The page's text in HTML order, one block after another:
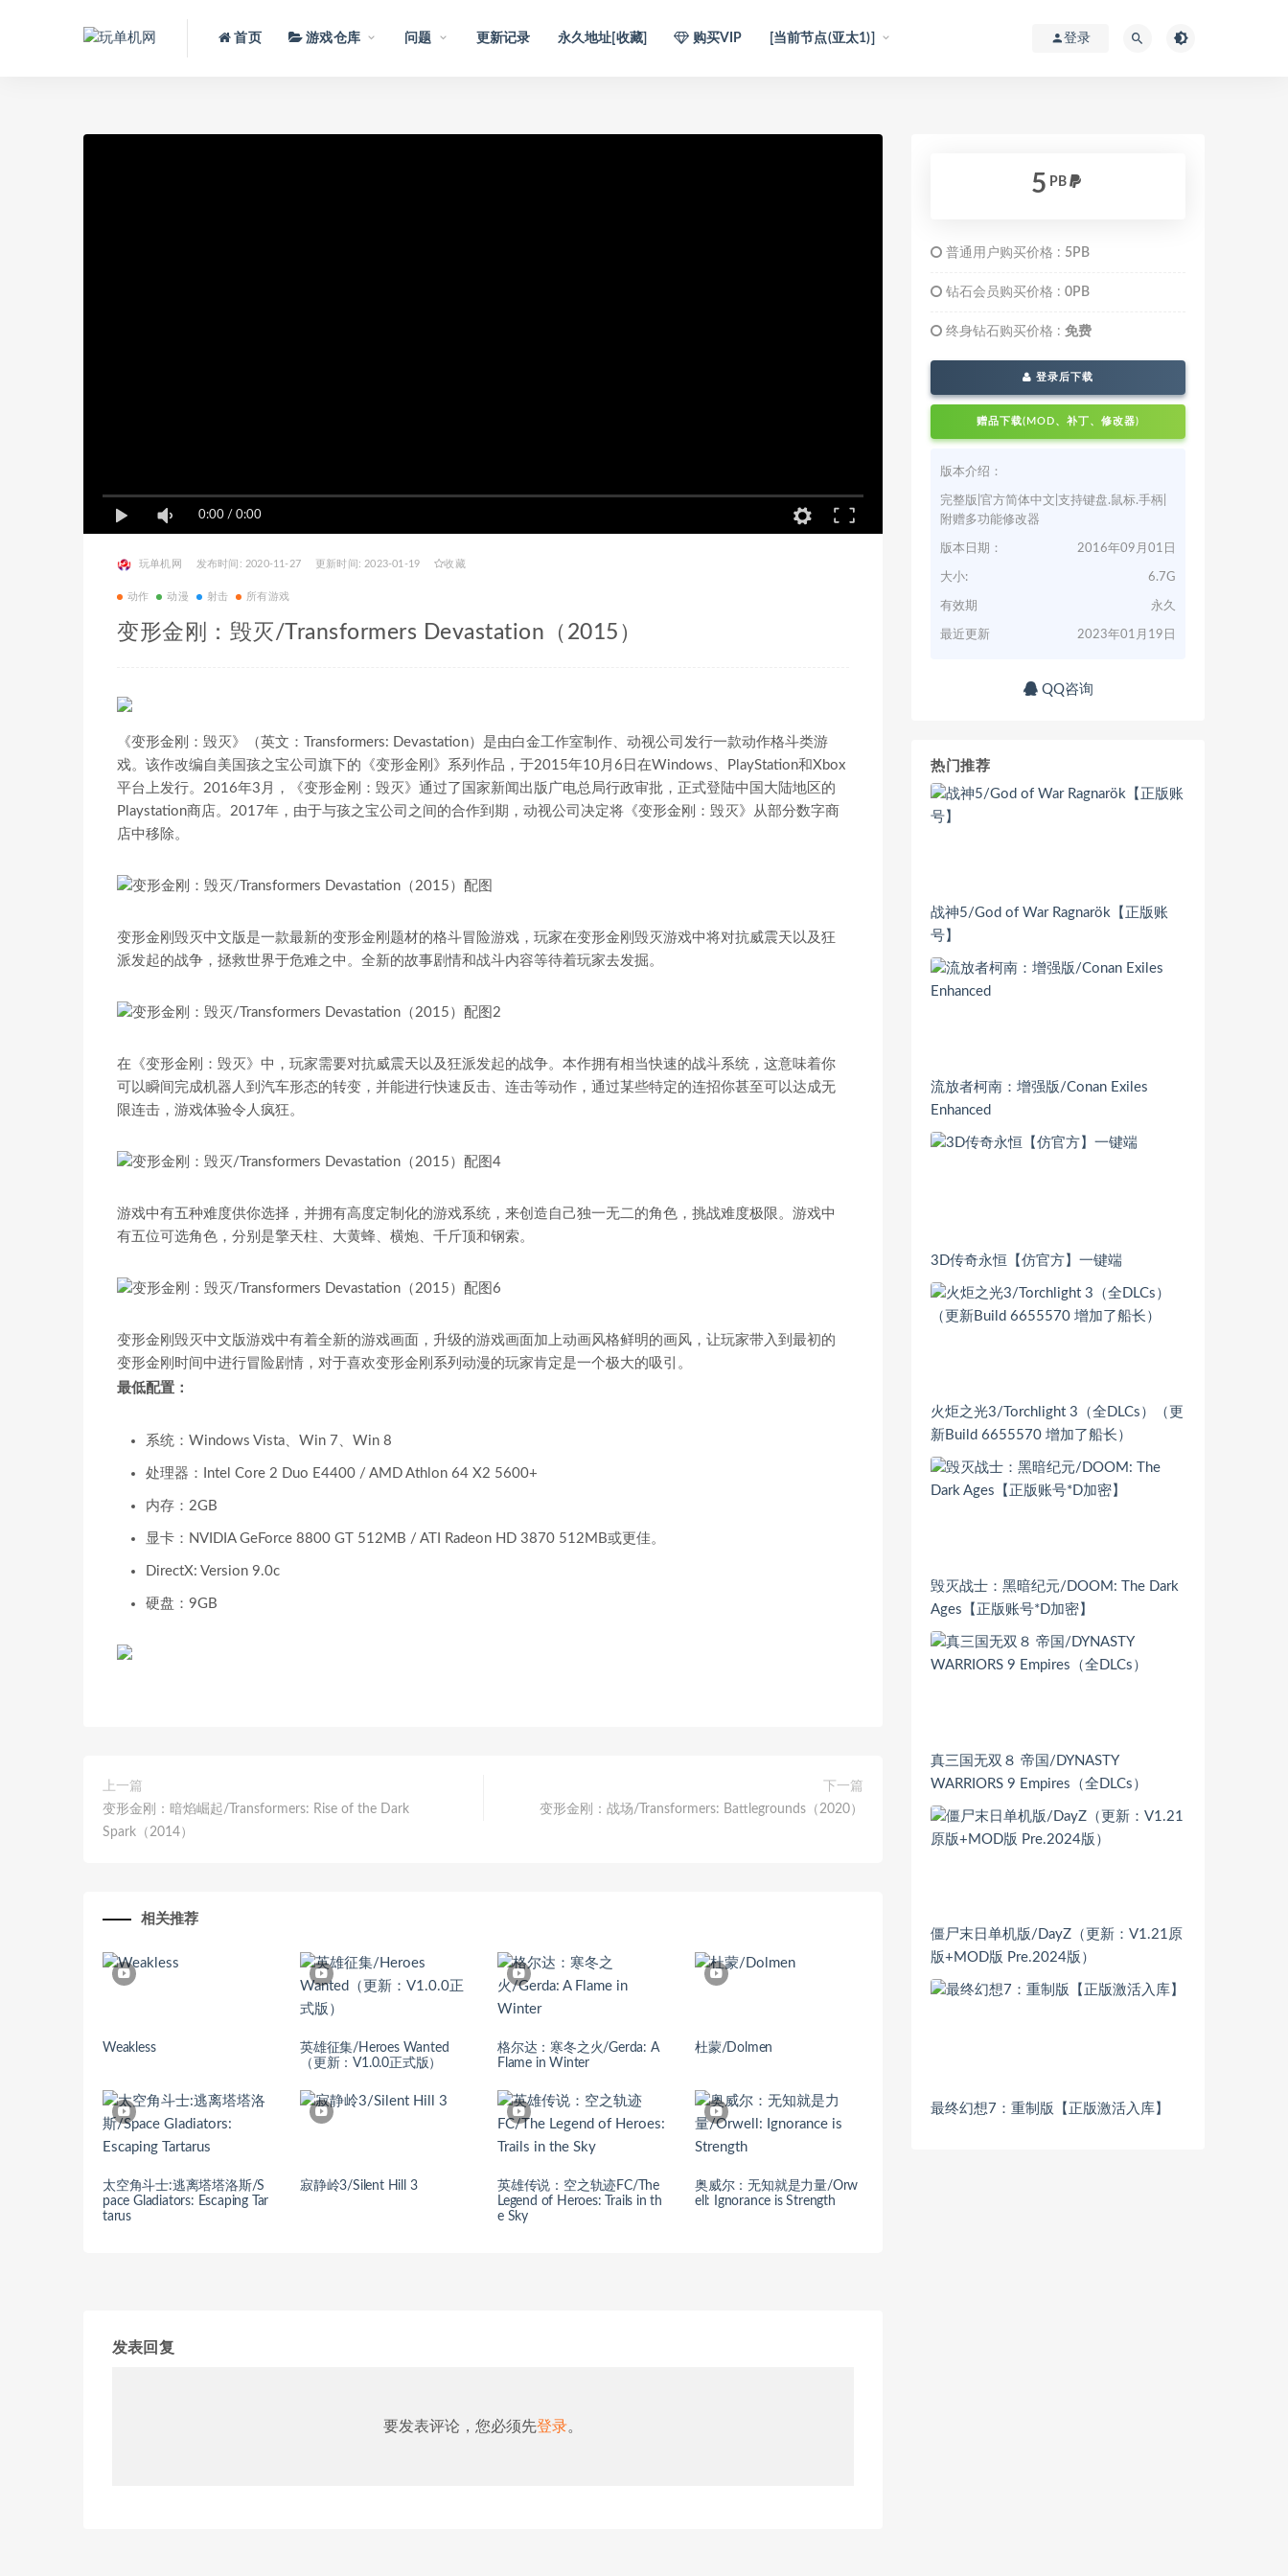
首页 游戏仓库 问题 更新记录 永久地址[收藏] 购买VIP [当前节点(亚太1)] 登录
0:00 / 0:00
玩单机网 发布时间: 2020-11-27 更新时间: 2023-01-19 收藏
动作 动漫 射击 所有游戏
变形金刚：毁灭/Transformers Devastation（2015）
《变形金刚：毁灭》（英文：Transformers: Devastation）是由白金工作室制作、动视公司发行一款动作格斗类游
戏。该作改编自美国孩之宝公司旗下的《变形金刚》系列作品，于2015年10月6日在Windows、PlayStation和Xbox
平台上发行。2016年3月，《变形金刚：毁灭》通过了国家新闻出版广电总局行政审批，正式登陆中国大陆地区的
Playstation商店。2017年，由于与孩之宝公司之间的合作到期，动视公司决定将《变形金刚：毁灭》从部分数字商
店中移除。
变形金刚毁灭中文版是一款最新的变形金刚题材的格斗冒险游戏，玩家在变形金刚毁灭游戏中将对抗威震天以及狂
派发起的战争，拯救世界于危难之中。全新的故事剧情和战斗内容等待着玩家去发掘。
在《变形金刚：毁灭》中，玩家需要对抗威震天以及狂派发起的战争。本作拥有相当快速的战斗系统，这意味着你
可以瞬间完成机器人到汽车形态的转变，并能进行快速反击、连击等动作，通过某些特定的连招你甚至可以达成无
限连击，游戏体验令人疯狂。
游戏中有五种难度供你选择，并拥有高度定制化的游戏系统，来创造自己独一无二的角色，挑战难度极限。游戏中
有五位可选角色，分别是擎天柱、大黄蜂、横炮、千斤顶和钢索。
变形金刚毁灭中文版游戏中有着全新的游戏画面，升级的游戏画面加上动画风格鲜明的画风，让玩家带入到最初的
变形金刚时间中进行冒险剧情，对于喜欢变形金刚系列动漫的玩家肯定是一个极大的吸引。
最低配置：
系统：Windows Vista、Win 7、Win 8
处理器：Intel Core 2 Duo E4400 / AMD Athlon 64 X2 5600+
内存：2GB
显卡：NVIDIA GeForce 8800 GT 512MB / ATI Radeon HD 3870 512MB或更佳。
DirectX: Version 9.0c
硬盘：9GB
上一篇
变形金刚：暗焰崛起/Transformers: Rise of the Dark
Spark（2014）
下一篇
变形金刚：战场/Transformers: Battlegrounds（2020）
相关推荐
Weakless
英雄征集/Heroes Wanted
（更新：V1.0.0正式版）
格尔达：寒冬之火/Gerda: A
Flame in Winter
杜蒙/Dolmen
太空角斗士:逃离塔塔洛斯/S
pace Gladiators: Escaping Tar
tarus
寂静岭3/Silent Hill 3
英雄传说：空之轨迹FC/The
Legend of Heroes: Trails in th
e Sky
奥威尔：无知就是力量/Orw
ell: Ignorance is Strength
发表回复
要发表评论，您必须先登录。
5 PB
普通用户购买价格 : 5PB
钻石会员购买价格 : 0PB
终身钻石购买价格 : 免费
登录后下载
赠品下载(MOD、补丁、修改器)
版本介绍：
完整版|官方简体中文|支持键盘.鼠标.手柄|
附赠多功能修改器
版本日期： 2016年09月01日
大小: 6.7G
有效期 永久
最近更新 2023年01月19日
QQ咨询
热门推荐
战神5/God of War Ragnarök【正版账
号】
流放者柯南：增强版/Conan Exiles
Enhanced
3D传奇永恒【仿官方】一键端
火炬之光3/Torchlight 3（全DLCs）（更
新Build 6655570 增加了船长）
毁灭战士：黑暗纪元/DOOM: The Dark
Ages【正版账号*D加密】
真三国无双８ 帝国/DYNASTY
WARRIORS 9 Empires（全DLCs）
僵尸末日单机版/DayZ（更新：V1.21原
版+MOD版 Pre.2024版）
最终幻想7：重制版【正版激活入库】